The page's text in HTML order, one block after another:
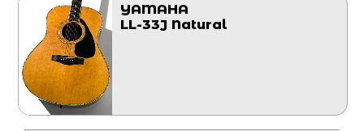
YAMAHA
LL-33J Natural